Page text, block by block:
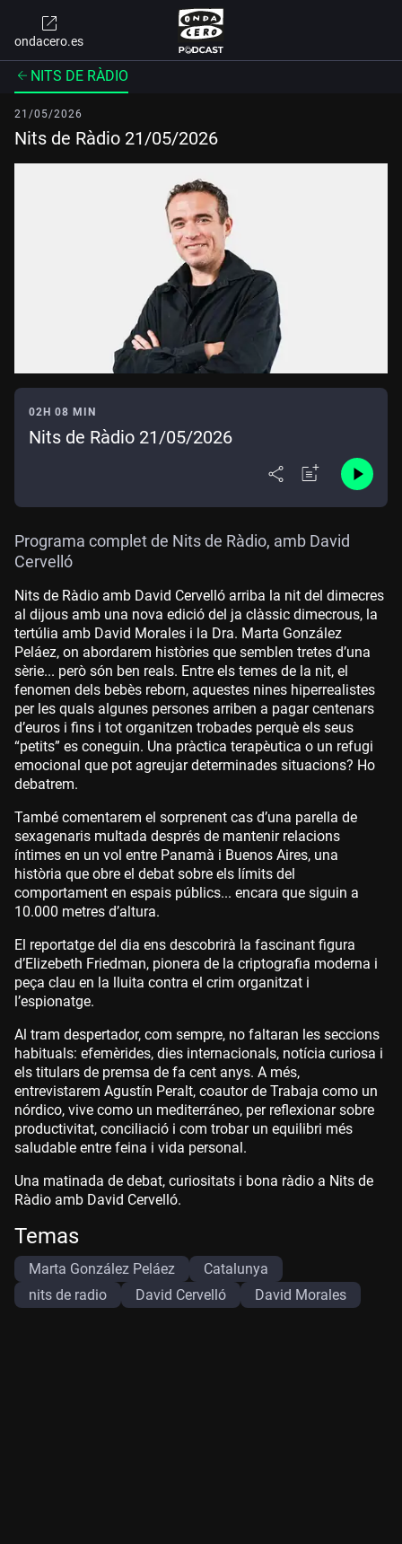
ondacero.es
NITS DE RÀDIO
21/05/2026
Nits de Ràdio 21/05/2026
02H 08 MIN
Nits de Ràdio 21/05/2026
Programa complet de Nits de Ràdio, amb David
Cervelló
Nits de Ràdio amb David Cervelló arriba la nit del dimecres
al dijous amb una nova edició del ja clàssic dimecrous, la
tertúlia amb David Morales i la Dra. Marta González
Peláez, on abordarem històries que semblen tretes d’una
sèrie... però són ben reals. Entre els temes de la nit, el
fenomen dels bebès reborn, aquestes nines hiperrealistes
per les quals algunes persones arriben a pagar centenars
d’euros i fins i tot organitzen trobades perquè els seus
“petits” es coneguin. Una pràctica terapèutica o un refugi
emocional que pot agreujar determinades situacions? Ho
debatrem.
També comentarem el sorprenent cas d’una parella de
sexagenaris multada després de mantenir relacions
íntimes en un vol entre Panamà i Buenos Aires, una
història que obre el debat sobre els límits del
comportament en espais públics... encara que siguin a
10.000 metres d’altura.
El reportatge del dia ens descobrirà la fascinant figura
d’Elizebeth Friedman, pionera de la criptografia moderna i
peça clau en la lluita contra el crim organitzat i
l’espionatge.
Al tram despertador, com sempre, no faltaran les seccions
habituals: efemèrides, dies internacionals, notícia curiosa i
els titulars de premsa de fa cent anys. A més,
entrevistarem Agustín Peralt, coautor de Trabaja como un
nórdico, vive como un mediterráneo, per reflexionar sobre
productivitat, conciliació i com trobar un equilibri més
saludable entre feina i vida personal.
Una matinada de debat, curiositats i bona ràdio a Nits de
Ràdio amb David Cervelló.
Temas
Marta González Peláez
Catalunya
nits de radio
David Cervelló David Morales